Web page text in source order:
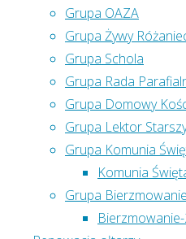
Grupa OAZA
Grupa Żywy
Grupa Schola
Grupa Rada
Grupa Domowy
Grupa Lektor
Grupa Komunia
Komunia
Grupa Bierzmowanie
Najświętszą
Maryję
Pannę z
Lourdes.
Chorzy to
wielki dar
dla
Kościoła,
tak mawiał
święty nasz
w
:)